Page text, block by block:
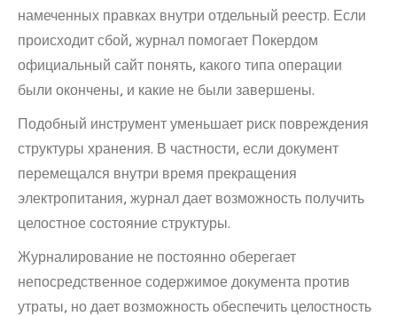
намеченных правках внутри отдельный реестр. Если
происходит сбой, журнал помогает Покердом
официальный сайт понять, какого типа операции
были окончены, и какие не были завершены.
Подобный инструмент уменьшает риск повреждения
структуры хранения. В частности, если документ
перемещался внутри время прекращения
электропитания, журнал дает возможность получить
целостное состояние структуры.
Журналирование не постоянно оберегает
непосредственное содержимое документа против
утраты, но дает возможность обеспечить целостность